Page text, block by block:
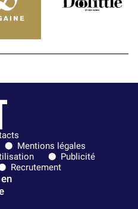
Mentions légales
Publicité
Recrutement